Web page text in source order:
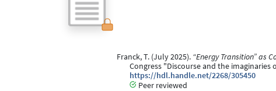
Franck, T. (July 2025). “Energy Transition” as
Congress "Discourse and the
https://hdl.handle.net/2268/305450
Peer reviewed